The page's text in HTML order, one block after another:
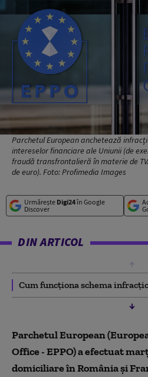
Parchetul European anchetează
intereselor financiare ale Uniunii (de
fraudă transfrontalieră în materie de
de euro). Foto: Profimedia Images
Urmărește Digi24în Google
Discover
DIN ARTICOL
Cum funcționa schema
Parchetul European
Office - EPPO) a efectuat
domiciliare în România și